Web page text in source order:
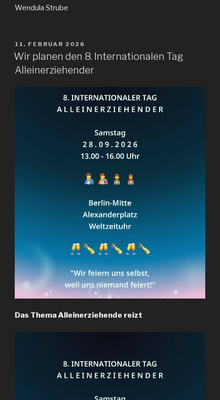
Wendula Strube
VERÖFFENTLICHT
AM
11. FEBRUAR 2026
Wir planen den 8. Internationalen Tag
Alleinerziehender
Das Thema Alleinerziehende reizt